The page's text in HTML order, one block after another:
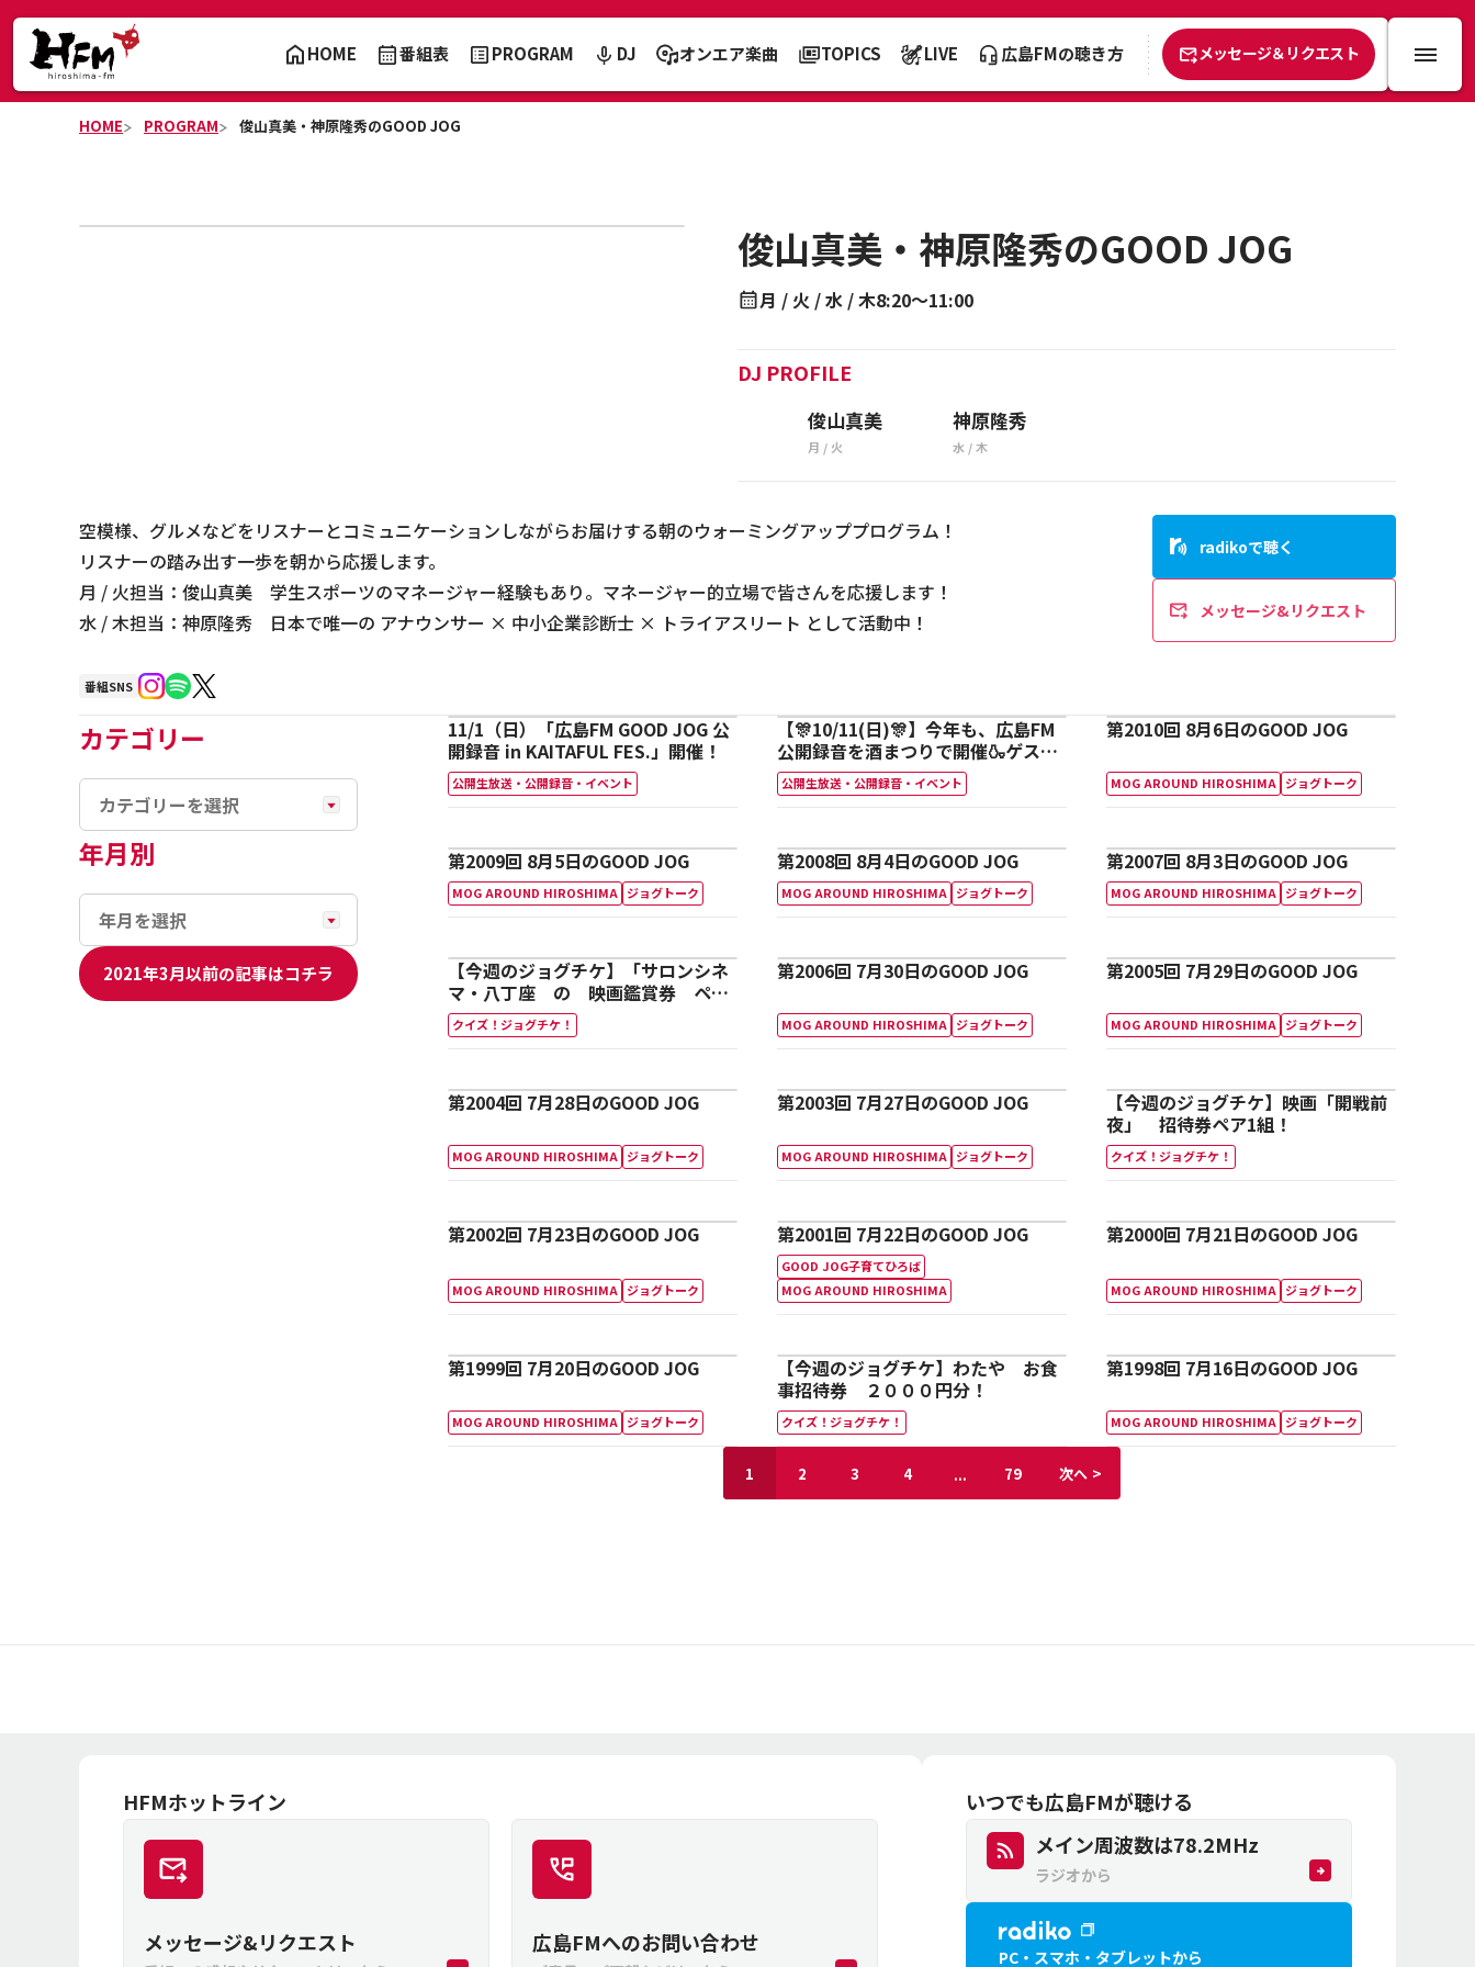
HOME 番組表 PROGRAM DJ オンエア楽曲 TOPICS LIVE 広島FMの聴き方 メッセージ＆リクエスト
HOME PROGRAM 俊山真美・神原隆秀のGOOD JOG
俊山真美・神原隆秀のGOOD JOG
月 / 火 / 水 / 木8:20～11:00
DJ PROFILE
俊山真美
月 / 火
神原隆秀
水 / 木
空模様、グルメなどをリスナーとコミュニケーションしながらお届けする朝のウォーミングアッププログラム！
リスナーの踏み出す一歩を朝から応援します。
月 / 火担当：俊山真美 学生スポーツのマネージャー経験もあり。マネージャー的立場で皆さんを応援します！
水 / 木担当：神原隆秀 日本で唯一の アナウンサー × 中小企業診断士 × トライアスリート として活動中！
radikoで聴く
メッセージ&リクエスト
番組SNS
カテゴリー
年月別
2021年3月以前の記事はコチラ
11/1（日）「広島FM GOOD JOG 公
開録音 in KAITAFUL FES.」開催！
公開生放送・公開録音・イベント
【🎊10/11(日)🎊】今年も、広島FM
公開録音を酒まつりで開催🍶ゲスト
は小柳ゆき🎤
公開生放送・公開録音・イベント
第2010回 8月6日のGOOD JOG
MOG AROUND HIROSHIMA ジョグトーク
第2009回 8月5日のGOOD JOG
MOG AROUND HIROSHIMA ジョグトーク
第2008回 8月4日のGOOD JOG
MOG AROUND HIROSHIMA ジョグトーク
第2007回 8月3日のGOOD JOG
MOG AROUND HIROSHIMA ジョグトーク
【今週のジョグチケ】「サロンシネ
マ・八丁座 の 映画鑑賞券 ペア
1組」！！
クイズ！ジョグチケ！
第2006回 7月30日のGOOD JOG
MOG AROUND HIROSHIMA ジョグトーク
第2005回 7月29日のGOOD JOG
MOG AROUND HIROSHIMA ジョグトーク
第2004回 7月28日のGOOD JOG
MOG AROUND HIROSHIMA ジョグトーク
第2003回 7月27日のGOOD JOG
MOG AROUND HIROSHIMA ジョグトーク
【今週のジョグチケ】映画「開戦前
夜」 招待券ペア1組！
クイズ！ジョグチケ！
第2002回 7月23日のGOOD JOG
MOG AROUND HIROSHIMA ジョグトーク
第2001回 7月22日のGOOD JOG
GOOD JOG子育てひろば
MOG AROUND HIROSHIMA
第2000回 7月21日のGOOD JOG
MOG AROUND HIROSHIMA ジョグトーク
第1999回 7月20日のGOOD JOG
MOG AROUND HIROSHIMA ジョグトーク
【今週のジョグチケ】わたや お食
事招待券 ２０００円分！
クイズ！ジョグチケ！
第1998回 7月16日のGOOD JOG
MOG AROUND HIROSHIMA ジョグトーク
1 2 3 4 ... 79 次へ >
HFMホットライン
メッセージ&リクエスト 広島FMへのお問い合わせ
いつでも広島FMが聴ける
メイン周波数は78.2MHz
ラジオから
PC・スマホ・ タブレットから